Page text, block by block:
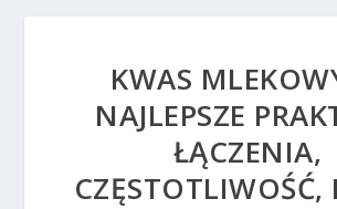
KWAS
NAJLEPSZE
ŁĄCZENIA,
CZĘSTOTLIWOŚĆ,